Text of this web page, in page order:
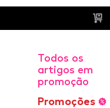
Todos os
artigos em
promoção
Promoções